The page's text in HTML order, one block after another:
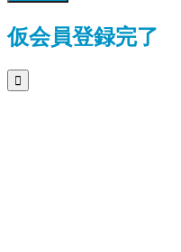
仮会員登録完了
